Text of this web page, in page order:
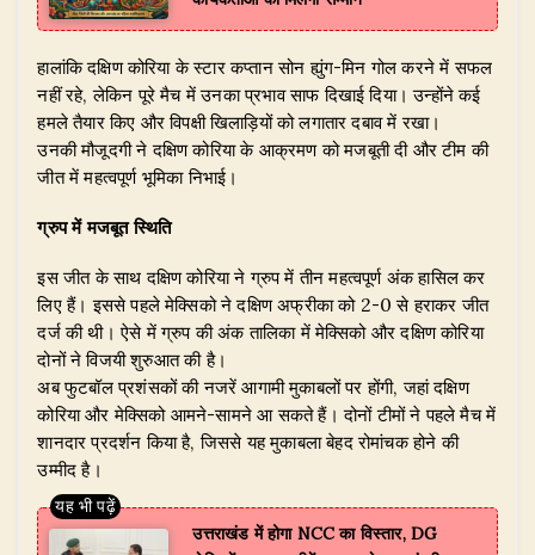
हालांकि दक्षिण कोरिया के स्टार कप्तान सोन ह्युंग-मिन गोल करने में सफल
नहीं रहे, लेकिन पूरे मैच में उनका प्रभाव साफ दिखाई दिया। उन्होंने कई
हमले तैयार किए और विपक्षी खिलाड़ियों को लगातार दबाव में रखा।
उनकी मौजूदगी ने दक्षिण कोरिया के आक्रमण को मजबूती दी और टीम की
जीत में महत्वपूर्ण भूमिका निभाई।
ग्रुप में मजबूत स्थिति
इस जीत के साथ दक्षिण कोरिया ने ग्रुप में तीन महत्वपूर्ण अंक हासिल कर
लिए हैं। इससे पहले मेक्सिको ने दक्षिण अफ्रीका को 2-0 से हराकर जीत
दर्ज की थी। ऐसे में ग्रुप की अंक तालिका में मेक्सिको और दक्षिण कोरिया
दोनों ने विजयी शुरुआत की है।
अब फुटबॉल प्रशंसकों की नजरें आगामी मुकाबलों पर होंगी, जहां दक्षिण
कोरिया और मेक्सिको आमने-सामने आ सकते हैं। दोनों टीमों ने पहले मैच में
शानदार प्रदर्शन किया है, जिससे यह मुकाबला बेहद रोमांचक होने की
उम्मीद है।
उत्तराखंड में होगा NCC का विस्तार, DG